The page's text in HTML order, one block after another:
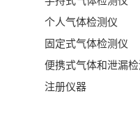
个人气体检测仪
固定式气体检测仪
便携式气体和泄漏
注册仪器